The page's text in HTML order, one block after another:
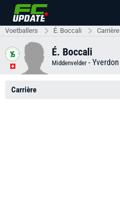
Voetballers É. Boccali Carrière
É. Boccali
Middenvelder - Yverdon
Carrière